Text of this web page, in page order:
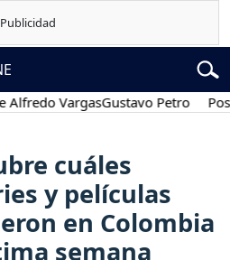
VargasGustavo Petro
cuáles
y películas
en Colombia
semana